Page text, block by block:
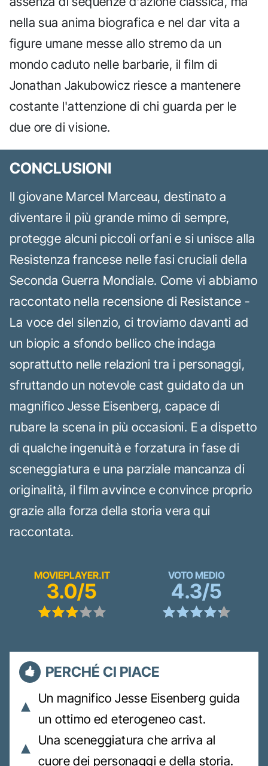
nella sua anima biografica e nel dar vita a
figure umane messe allo stremo da un
mondo caduto nelle barbarie, il film di
Jonathan Jakubowicz riesce a mantenere
costante l'attenzione di chi guarda per le
due ore di visione.
CONCLUSIONI
Il giovane Marcel Marceau, destinato a
diventare il più grande mimo di sempre,
protegge alcuni piccoli orfani e si unisce alla
Resistenza francese nelle fasi cruciali della
Seconda Guerra Mondiale. Come vi abbiamo
raccontato nella recensione di Resistance -
La voce del silenzio, ci troviamo davanti ad
un biopic a sfondo bellico che indaga
soprattutto nelle relazioni tra i personaggi,
sfruttando un notevole cast guidato da un
magnifico Jesse Eisenberg, capace di
rubare la scena in più occasioni. E a dispetto
di qualche ingenuità e forzatura in fase di
sceneggiatura e una parziale mancanza di
originalità, il film avvince e convince proprio
grazie alla forza della storia vera qui
raccontata.
MOVIEPLAYER.IT
3.0/5
VOTO MEDIO
4.3/5
PERCHÉ CI PIACE
Un magnifico Jesse Eisenberg guida
un ottimo ed eterogeneo cast.
Una sceneggiatura che arriva al
cuore dei personaggi e della storia.